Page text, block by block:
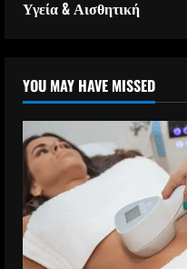
Υγεία & Αισθητική
YOU MAY HAVE MISSED